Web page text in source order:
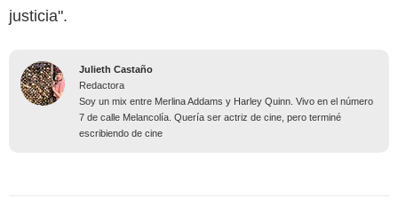
justicia".
Julieth Castaño
Redactora
Soy un mix entre Merlina Addams y Harley Quinn. Vivo en el número
7 de calle Melancolía. Quería ser actriz de cine, pero terminé
escribiendo de cine